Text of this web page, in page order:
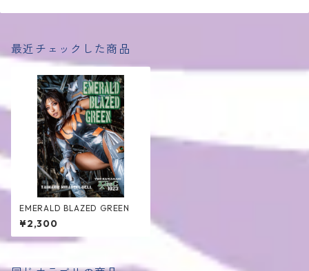
最近チェックした商品
EMERALD BLAZED GREEN
¥2,300